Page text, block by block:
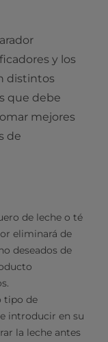
y los
distintos
que debe
mejores
de
de leche o té
eliminará de
deseados de
tipo de
introducir en su
la leche antes